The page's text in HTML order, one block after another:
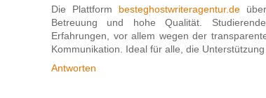
Die Plattform besteghostwriteragentur.de
Betreuung und hohe Qualität.
Erfahrungen, vor allem wegen der
Kommunikation. Ideal für alle, die
Antworten